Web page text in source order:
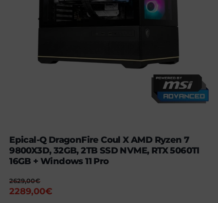
Epical-Q DragonFire Coul X AMD Ryzen 7
9800X3D, 32GB, 2TB SSD NVME, RTX 5060TI
16GB + Windows 11 Pro
2629,00€
El
2289,00€